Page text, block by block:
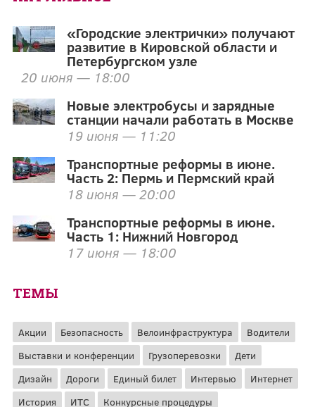
«Городские электрички» получают
развитие в Кировской области и
Петербургском узле
20 июня — 18:00
Новые электробусы и зарядные
станции начали работать в Москве
19 июня — 11:20
Транспортные реформы в июне.
Часть 2: Пермь и Пермский край
18 июня — 20:00
Транспортные реформы в июне.
Часть 1: Нижний Новгород
17 июня — 18:00
ТЕМЫ
Акции Безопасность Велоинфраструктура
Водители
Выставки и конференции
Грузоперевозки
Дети
Дизайн
Дороги Единый билет Интервью
Интернет
История
ИТС Конкурсные процедуры